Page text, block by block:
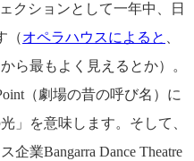
クションとして一年中、日
（オペラハウスによると
ら最もよく見えるとか）。
（劇場の昔の呼び名）に
」を意味します。そして、
業Bangarra Dance Theatre